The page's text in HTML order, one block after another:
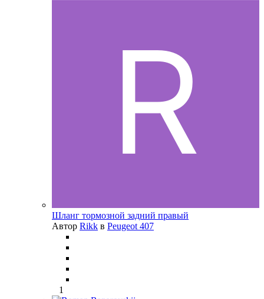
Шланг тормозной задний правый
Автор Rikk в Peugeot 407
1